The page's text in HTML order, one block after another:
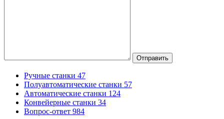
Отправить
Ручные станки 47
Полуавтоматические станки 57
Автоматические станки 124
Конвейерные станки 34
Вопрос-ответ 984